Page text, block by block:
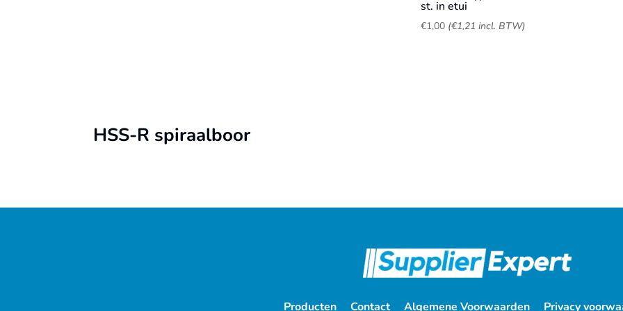
st. in etui
€1,00 (€1,21 incl. BTW)
HSS-R spiraalboor
Producten Contact Algemene Voorwaarden Privacy